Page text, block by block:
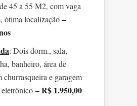
45 a 55 M2, com vaga
ótima localização–
: Dois dorm., sala,
banheiro, área de
churrasqueira e garagem
– R$ 1.950,00